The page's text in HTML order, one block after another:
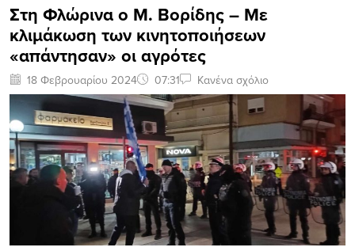
Στη Φλώρινα ο Μ. Βορίδης – Με
κλιμάκωση των κινητοποιήσεων
«απάντησαν» οι αγρότες
18 Φεβρουαρίου 2024 07:31 Κανένα σχόλιο